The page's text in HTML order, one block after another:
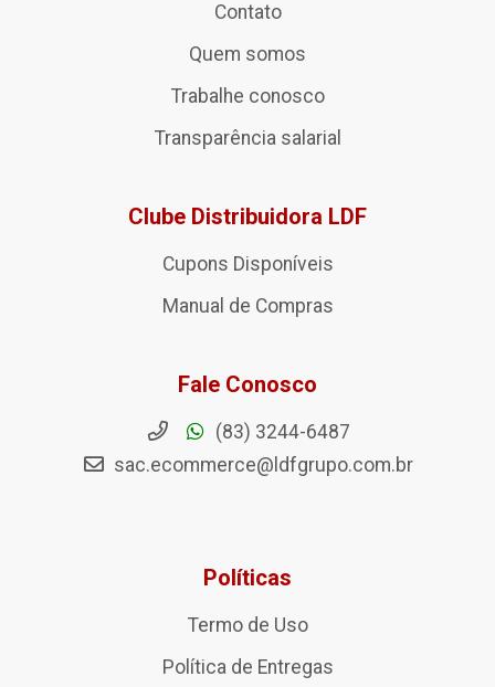
Contato
Quem somos
Trabalhe conosco
Transparência salarial
Clube Distribuidora LDF
Cupons Disponíveis
Manual de Compras
Fale Conosco
(83) 3244-6487
sac.ecommerce@ldfgrupo.com.br
Políticas
Termo de Uso
Política de Entregas